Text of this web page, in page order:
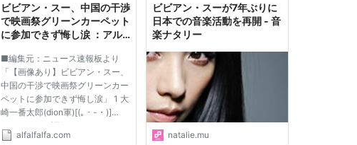
ビビアン・スー、中国の干渉
で映画祭グリーンカーペット
に参加できず悔し涙 ：アル
■編集元：ニュース速報板より
「【画像あり】ビビアン・スー、
中国の干渉で映画祭グリーンカー
ペットに参加できず悔し涙」 1 大
崎一番太郎(dion軍)[(｡・-・)]
:2010/10/24(日) 16:48:57.97
ID:iKl/J3wMP ?PLT(12000) ポイ
alfalfalfa.com
ビビアン・スーが7年ぶりに
日本での音楽活動を再開 - 音
楽ナタリー
natalie.mu